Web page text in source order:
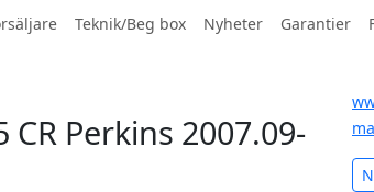
Teknik/Beg box Nyheter Garantier
Perkins 2007.09-